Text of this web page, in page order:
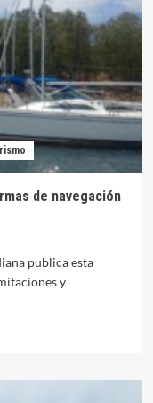
de navegación
publica esta
y